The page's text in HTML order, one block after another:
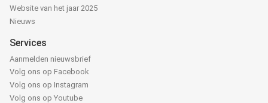
Website van het jaar 2025
Nieuws
Services
Aanmelden nieuwsbrief
Volg ons op Facebook
Volg ons op Instagram
Volg ons op Youtube